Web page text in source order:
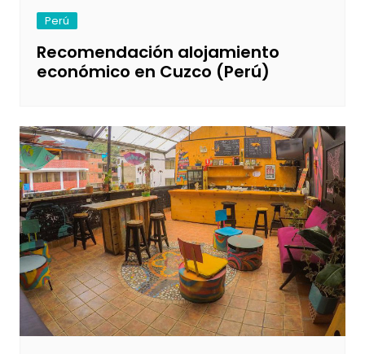
Perú
Recomendación alojamiento
económico en Cuzco (Perú)